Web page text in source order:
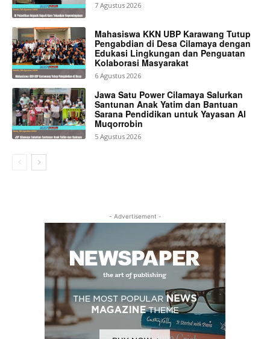
7 Agustus 2026
Mahasiswa KKN UBP Karawang Tutup
Pengabdian di Desa Cilamaya dengan
Edukasi Lingkungan dan Penguatan
Kolaborasi Masyarakat
6 Agustus 2026
Jawa Satu Power Cilamaya Salurkan
Santunan Anak Yatim dan Bantuan
Sarana Pendidikan untuk Yayasan Al
Muqorrobin
5 Agustus 2026
- Advertisement -